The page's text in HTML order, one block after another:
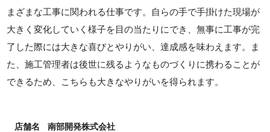
まざまな工事に関われる仕事です。自らの手で手掛けた現場が
大きく変化していく様子を目の当たりにでき、無事に工事が完
了した際には大きな喜びとやりがい、達成感を味わえます。ま
た、施工管理者は後世に残るようなものづくりに携わることが
できるため、こちらも大きなやりがいを得られます。
店舗名 南部開発株式会社